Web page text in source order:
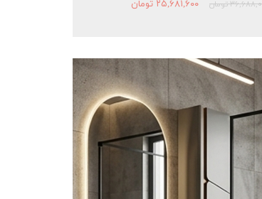
تومان ۲۵,۶۸۱,۶۰۰ تومان